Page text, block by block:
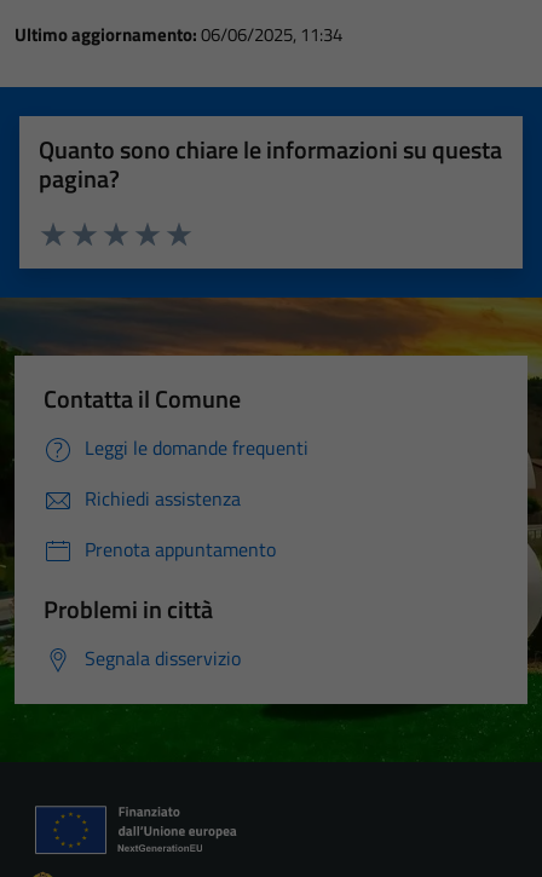
Ultimo aggiornamento:06/06/2025, 11:34
Quanto sono chiare le informazioni su questa
pagina?
Valuta 5 stelle su 5
Valuta 4 stelle su 5
Valuta 3 stelle su 5
Valuta 2 stelle su 5
Valuta 1 stelle su 5
Contatta il Comune
Leggi le domande frequenti
Richiedi assistenza
Prenota appuntamento
Problemi in città
Segnala disservizio